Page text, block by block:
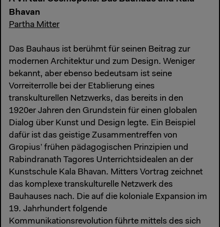
Bhavan
Partha Mitter
Das Bauhaus ist berühmt für seinen Beitrag zur
modernen Architektur und zum Design. Weniger
bekannt, aber ebenso bedeutsam ist seine
Vorreiterrolle bei der Etablierung eines
transkulturellen Netzwerks, das bereits in den
1920er Jahren den Grundstein für einen globalen
Dialog über Kunst und Design legte. Ein Beispiel
dafür ist das geistige Zusammentreffen von
Gropius’ frühen pädagogischen Prinzipien und
Rabindranath Tagores Unterrichtsidealen an der
Kunstschule Kala Bhavan. Mitters Vortrag zeichnet
das komplexe transkulturelle Netzwerk des
Bauhauses nach. Die auf die koloniale Expansion im
19. Jahrhundert folgende
Kommunikationsrevolution führte mittels des sich